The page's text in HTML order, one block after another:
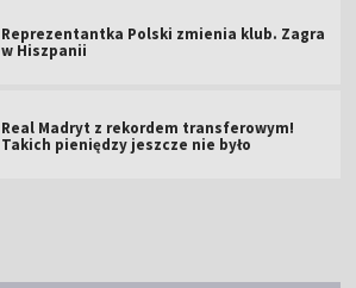
Reprezentantka Polski zmienia klub. Zagra
w Hiszpanii
Real Madryt z rekordem transferowym!
Takich pieniędzy jeszcze nie było